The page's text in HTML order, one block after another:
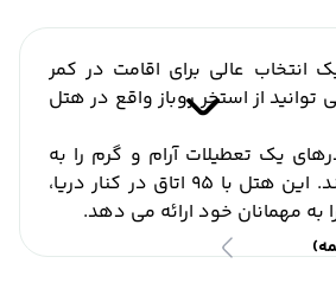
انتخاب عالی برای اقامت در کمر
از استخر روباز واقع در هتل
یک تعطیلات آرام و گرم را به
روی شما باز می کند. این هتل با 95 اتاق در کنار دریا،
به مهمانان خود ارائه می دهد.